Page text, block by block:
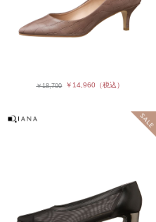
￥18,700 ￥14,960 （税込）